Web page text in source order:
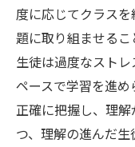
度に応じてクラス
題に取り組ませるこ
生徒は過度なスト
ペースで学習を進
正確に把握し、理
つ、理解の進んだ